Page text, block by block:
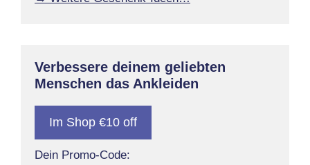
Verbessere deinem geliebten
Menschen das Ankleiden
Im Shop €10 off
Dein Promo-Code: